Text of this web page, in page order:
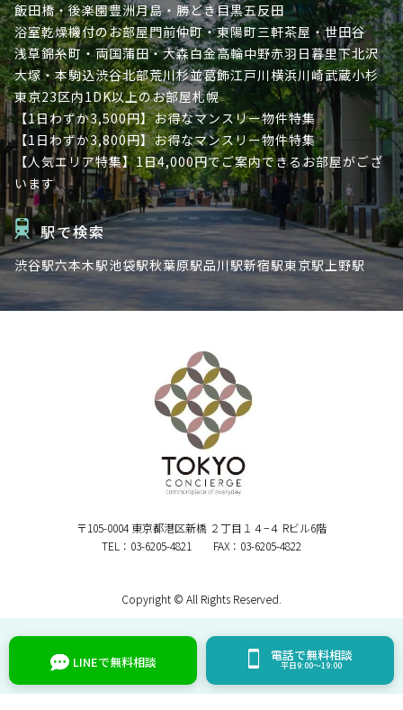
LINEで無料相談 電話で無料相談
平日9:00～19:00
飯田橋・後楽園豊洲月島・勝どき目黒五反田
浴室乾燥機付のお部屋門前仲町・東陽町三軒茶屋・世田谷
浅草錦糸町・両国蒲田・大森白金高輪中野赤羽 日暮里下北沢
大塚・本駒込渋谷北部荒川杉並葛飾江戸川横浜川崎武蔵小杉
東京23区内1DK以上のお部屋札幌
【1日わずか3,500円】お得なマンスリー物件特集
【1日わずか3,800円】お得なマンスリー物件特集
【人気エリア特集】1日4,000円でご案内できるお部屋がござ
います
駅で検索
渋谷駅六本木駅池袋駅秋葉原駅品川駅新宿駅東京駅上野駅
〒105-0004 東京都港区新橋 ２丁目１４−４ Rビル6階
TEL：03-6205-4821 FAX：03-6205-4822
Copyright © All Rights Reserved.